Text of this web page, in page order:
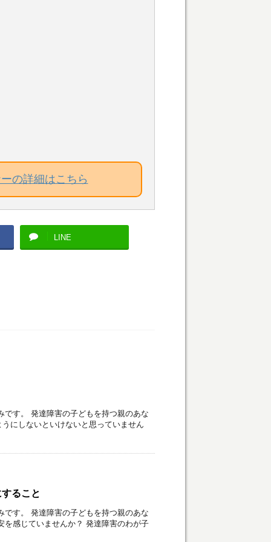
の詳細はこちら
LINE
す。 発達障害の子どもを持つ親のあな
にしないといけないと思っていません
ること
す。 発達障害の子どもを持つ親のあな
を感じていませんか？ 発達障害のわが子